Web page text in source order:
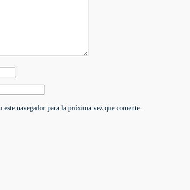
navegador para la próxima vez que comente.